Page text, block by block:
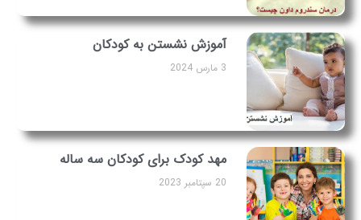
آموزش نشستن به کودکان
3 مارس 2024
مهد کودک برای کودکان سه ساله
20 سپتامبر 2023